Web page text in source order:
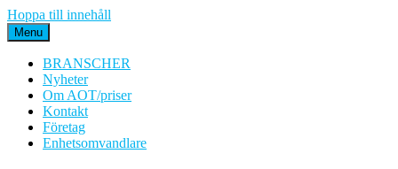
Hoppa till innehåll
Menu
BRANSCHER
Nyheter
Om AOT/priser
Kontakt
Företag
Enhetsomvandlare